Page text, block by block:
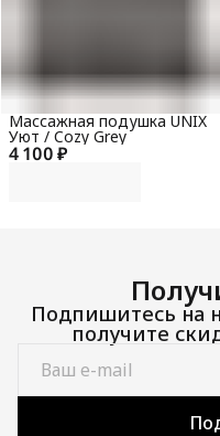
4 100 ₽
Массажная подушка UNIX
Уют / Cozy Grey
Подпишитесь на
получите